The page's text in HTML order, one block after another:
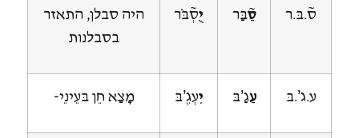
ס~.בּ.ר סַ~בַּר יֻסְ~בֹּר
היה סבלן, התאזר
בסבלנות
ע.ג’.בּ עַגַ’בּ יִעְגֶ’בּ מָצַא חֵן בּעֵינֵי-